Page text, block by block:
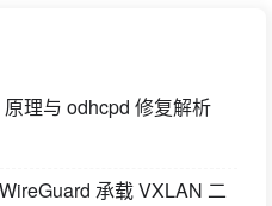
理与 odhcpd 修复解析
承载 VXLAN 二